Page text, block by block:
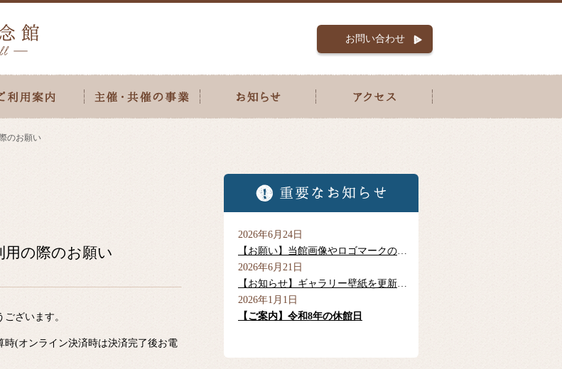
お問い合わせ
のお願い
用の際のお願い
ざいます。
(オンライン決済時は決済完了後お電
2026年6月24日
【お願い】当館画像やロゴマークの利
用制限について
2026年6月21日
【お知らせ】ギャラリー壁紙を更新し
ました
2026年1月1日
【ご案内】令和8年の休館日